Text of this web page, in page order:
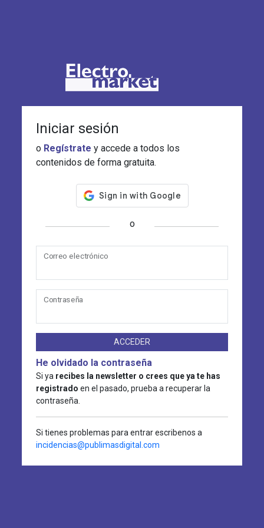
Iniciar sesión
o Regístrate y accede a todos los
contenidos de forma gratuita.
o
Correo electrónico
Contraseña
ACCEDER
He olvidado la contraseña
Si ya recibes la newsletter o crees que ya te has
registrado en el pasado, prueba a recuperar la
contraseña.
Si tienes problemas para entrar escribenos a
incidencias@publimasdigital.com